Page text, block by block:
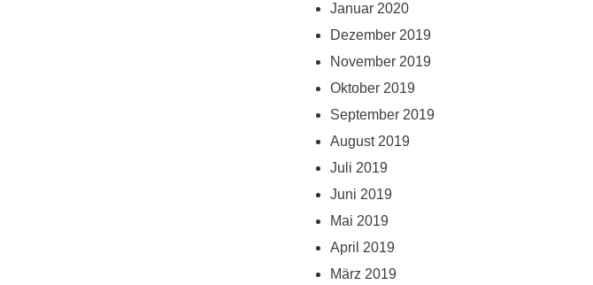
Januar 2020
Dezember 2019
November 2019
Oktober 2019
September 2019
August 2019
Juli 2019
Juni 2019
Mai 2019
April 2019
März 2019